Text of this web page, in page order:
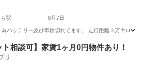
駅 8月7日
バッテリー及び車検切れてます。 走行距離３万キロ
まち駅 ヤマハ YZF
ト相談可】家賃1ヶ月0円物件あり！
リ